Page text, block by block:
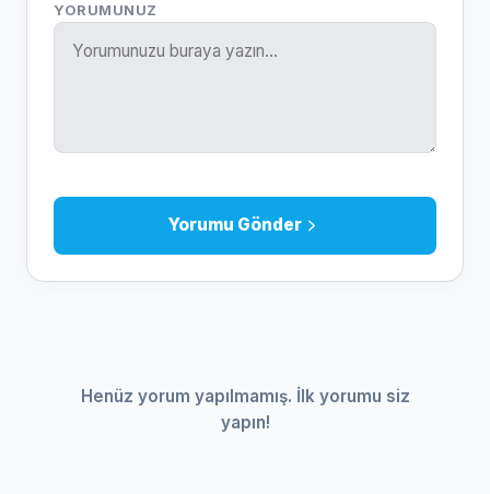
YORUMUNUZ
Yorumu Gönder
Henüz yorum yapılmamış. İlk yorumu siz
yapın!